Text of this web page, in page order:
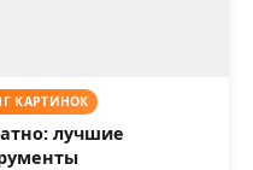
КАРТИНОК
лучшие